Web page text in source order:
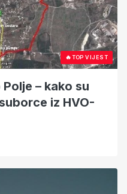
🔥TOP VIJEST
– kako su
iz HVO-